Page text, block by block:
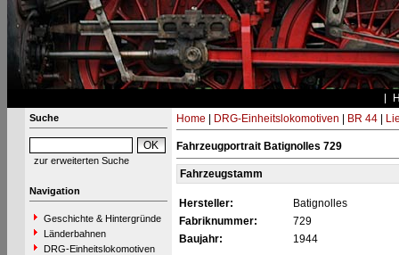
Suche
zur erweiterten Suche
Navigation
Geschichte & Hintergründe
Länderbahnen
DRG-Einheitslokomotiven
Home DRG-Einheitslokomotiven BR 44|
Fahrzeugportrait Batignolles 729
Fahrzeugstamm
Hersteller:
Batignolles
Fabriknummer:
729
Baujahr:
1944